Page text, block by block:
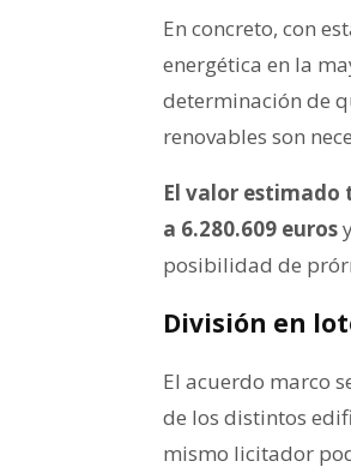
En concreto, con
energética en la
determinación de
renovables son
El valor
a 6.280.609 euros
posibilidad de
División en
El acuerdo marco
de los distintos
mismo licitador